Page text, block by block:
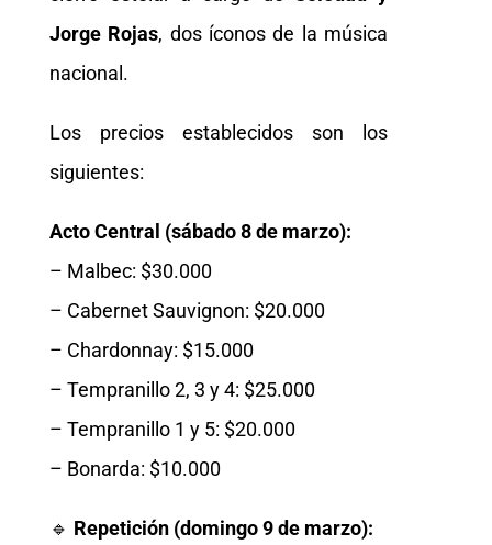
Jorge Rojas, dos íconos de la música
nacional.
Los precios establecidos son los
siguientes:
Acto Central (sábado 8 de marzo):
– Malbec: $30.000
– Cabernet Sauvignon: $20.000
– Chardonnay: $15.000
– Tempranillo 2, 3 y 4: $25.000
– Tempranillo 1 y 5: $20.000
– Bonarda: $10.000
🔹 Repetición (domingo 9 de marzo):